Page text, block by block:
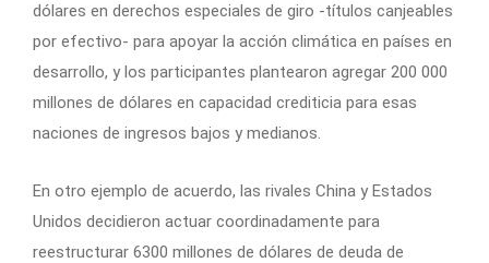
dólares en derechos especiales de giro -títulos canjeables
por efectivo- para apoyar la acción climática en países en
desarrollo, y los participantes plantearon agregar 200 000
millones de dólares en capacidad crediticia para esas
naciones de ingresos bajos y medianos.
En otro ejemplo de acuerdo, las rivales China y Estados
Unidos decidieron actuar coordinadamente para
reestructurar 6300 millones de dólares de deuda de